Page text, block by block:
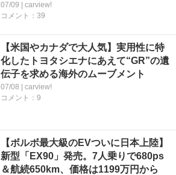
07/09 | carview!
コメント：39
【米国やカナダで大人気】実用性に特
化したトヨタシエナにあえて“GR”の遺
伝子を求める海外のムーブメント
07/08 | carview!
コメント：9
【ボルボ最大級のEVついに日本上陸】
新型「EX90」発売。7人乗りで680ps
＆航続650km、価格は1199万円から